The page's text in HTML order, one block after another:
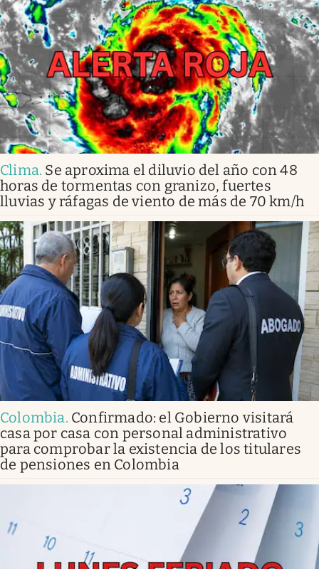
Clima. Se aproxima el diluvio del año con 48
horas de tormentas con granizo, fuertes
lluvias y ráfagas de viento de más de 70 km/h
Colombia. Confirmado: el Gobierno visitará
casa por casa con personal administrativo
para comprobar la existencia de los titulares
de pensiones en Colombia